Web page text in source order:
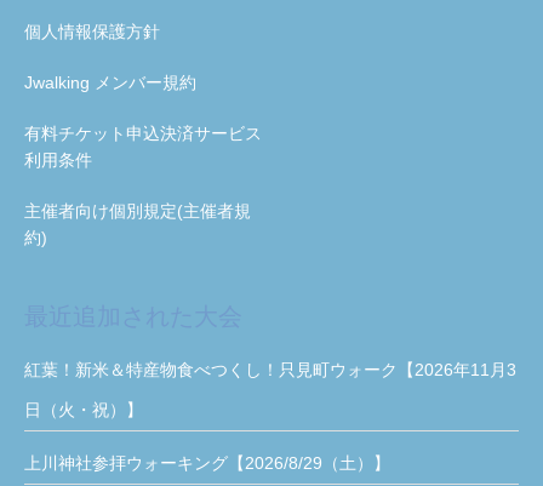
個人情報保護方針
Jwalking メンバー規約
有料チケット申込決済サービス
利用条件
主催者向け個別規定(主催者規
約)
紅葉！新米＆特産物食べつくし！只見町ウォーク【2026年11月3
日（火・祝）】
上川神社参拝ウォーキング【2026/8/29（土）】